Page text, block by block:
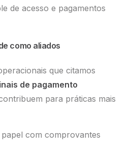
venda e gestão de
de acesso e pagamentos
como aliados
que citamos
de pagamento
para práticas mais
com comprovantes